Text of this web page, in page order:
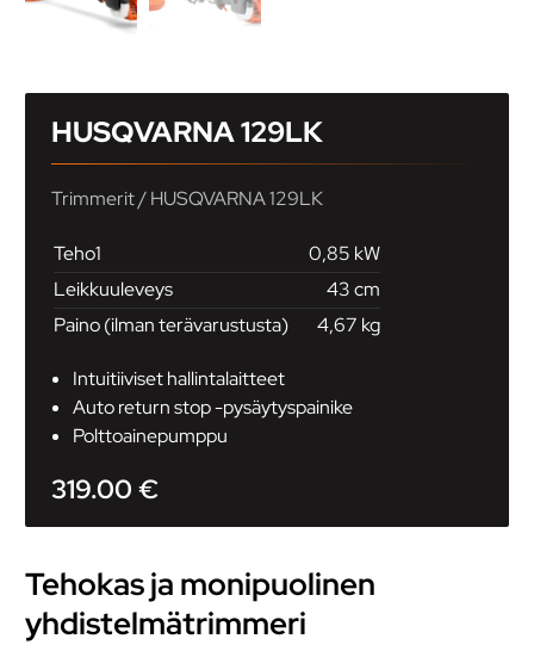
HUSQVARNA 129LK
Trimmerit/ HUSQVARNA 129LK
Teho1
0,85 kW
Leikkuuleveys
43 cm
Paino (ilman terävarustusta)
4,67 kg
Intuitiiviset hallintalaitteet
Auto return stop -pysäytyspainike
Polttoainepumppu
319.00€
Tehokas ja monipuolinen
yhdistelmätrimmeri